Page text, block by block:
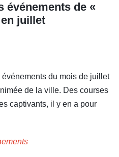
événements de «
juillet
du mois de juillet
de la ville. Des courses
captivants, il y en a pour